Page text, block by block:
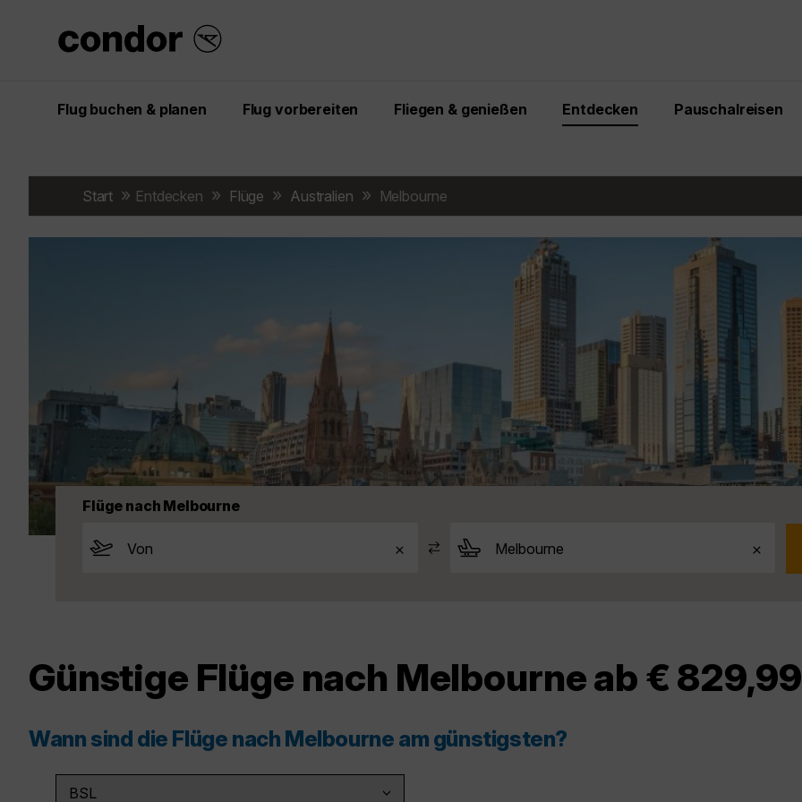
Flug buchen & planen Flug vorbereiten Fliegen & genießen Entdecken Pauschalreisen
Start Entdecken Flüge Australien Melbourne
Flüge nach Melbourne
Günstige Flüge nach Melbourne ab €
Wann sind die Flüge nach Melbourne am günstigsten?